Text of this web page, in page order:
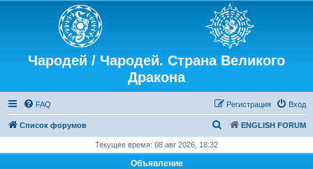
Чародей / Чародей. Страна Великого
Дракона
FAQ Вход
Регистрация
Список форумов ENGLISH FORUM
Текущее время: 08 авг 2026, 18:32
Объявление